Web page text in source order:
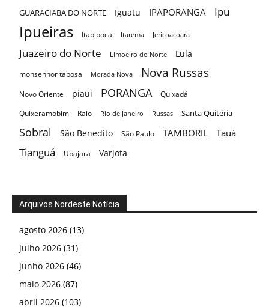
GUARACIABA DO NORTE Iguatu IPAPORANGA Ipu
Ipueiras Itapipoca Itarema Jericoacoara
Juazeiro do Norte Limoeiro do Norte Lula
monsenhor tabosa Morada Nova Nova Russas
Novo Oriente piaui PORANGA
Quixadá
Quixeramobim
Raio Rio de Janeiro Russas Santa Quitéria
Sobral São Benedito São Paulo TAMBORIL Tauá
Tianguá Ubajara Varjota
Arquivos Nordeste Notícia
agosto 2026 (13)
julho 2026 (31)
junho 2026 (46)
maio 2026 (87)
abril 2026 (103)